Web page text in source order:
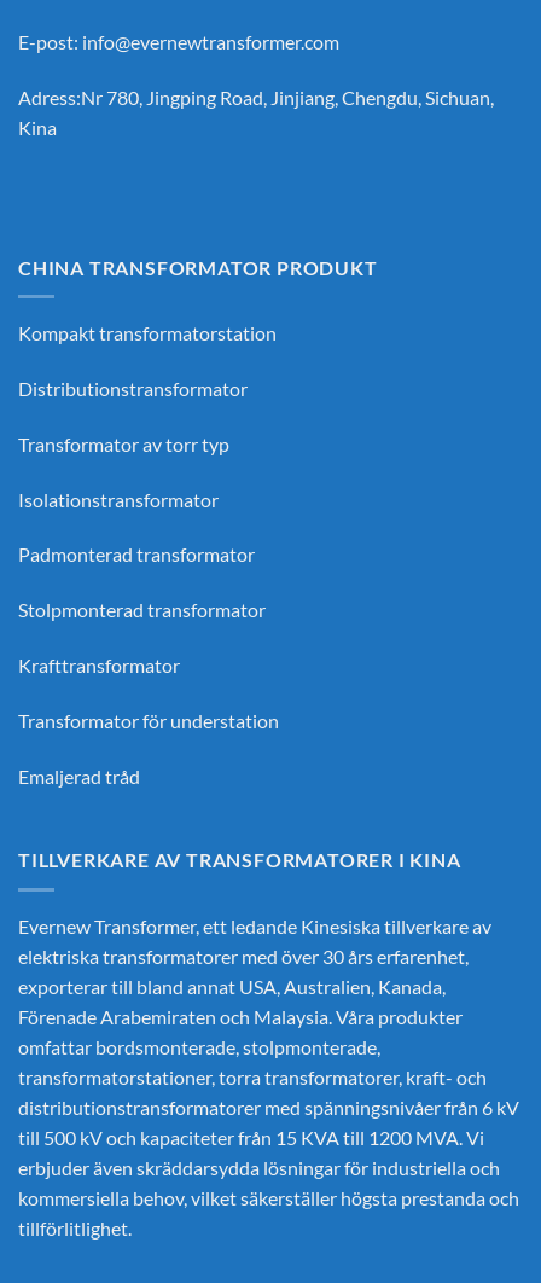
E-post: info@evernewtransformer.com
Adress:Nr 780, Jingping Road, Jinjiang, Chengdu, Sichuan,
Kina
CHINA TRANSFORMATOR PRODUKT
Kompakt transformatorstation
Distributionstransformator
Transformator av torr typ
Isolationstransformator
Padmonterad transformator
Stolpmonterad transformator
Krafttransformator
Transformator för understation
Emaljerad tråd
TILLVERKARE AV TRANSFORMATORER I KINA
Evernew Transformer, ett ledande Kinesiska tillverkare av
elektriska transformatorer med över 30 års erfarenhet,
exporterar till bland annat USA, Australien, Kanada,
Förenade Arabemiraten och Malaysia. Våra produkter
omfattar bordsmonterade, stolpmonterade,
transformatorstationer, torra transformatorer, kraft- och
distributionstransformatorer med spänningsnivåer från 6 kV
till 500 kV och kapaciteter från 15 KVA till 1200 MVA. Vi
erbjuder även skräddarsydda lösningar för industriella och
kommersiella behov, vilket säkerställer högsta prestanda och
tillförlitlighet.